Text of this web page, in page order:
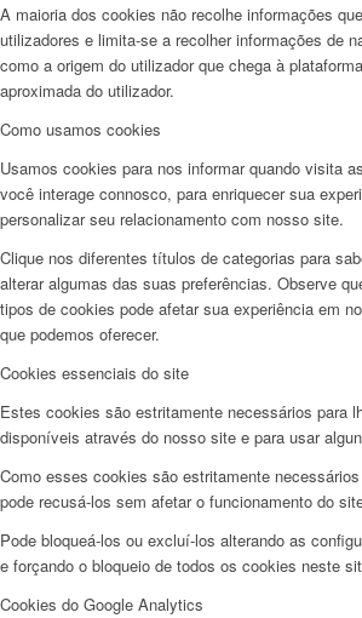
A maioria dos cookies não recolhe informações
utilizadores e limita-se a recolher informações de
como a origem do utilizador que chega à
aproximada do utilizador.
Como usamos cookies
Usamos cookies para nos informar quando visita
você interage connosco, para enriquecer sua
personalizar seu relacionamento com nosso site.
Clique nos diferentes títulos de categorias para
alterar algumas das suas preferências. Observe
tipos de cookies pode afetar sua experiência em
que podemos oferecer.
Cookies essenciais do site
Estes cookies são estritamente necessários para
disponíveis através do nosso site e para usar
Como esses cookies são estritamente
pode recusá-los sem afetar o funcionamento do
Pode bloqueá-los ou excluí-los alterando as
e forçando o bloqueio de todos os cookies neste
Cookies do Google Analytics